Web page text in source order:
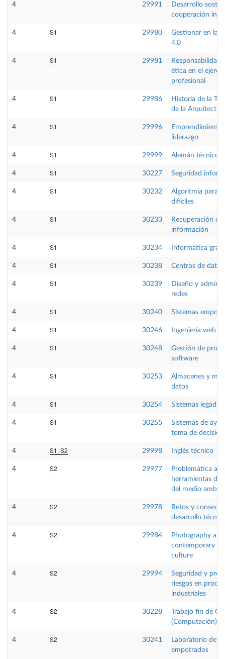
4 29991
Desarrollo
cooperación
4 S1 29980
Gestionar en la
4.0
4 S1 29981
Responsabilidad
ética en el
profesional
4 S1 29986
Historia de la
de la
4 S1 29996
Emprendimiento
liderazgo
4 S1 29999 Alemán técnico
4 S1 30227 Seguridad
4 S1 30232
Algoritmia para
difíciles
4 S1 30233
Recuperación de
información
4 S1 30234 Informática
4 S1 30238 Centros de datos
4 S1 30239
Diseño y
redes
4 S1 30240 Sistemas
4 S1 30246 Ingeniería web
4 S1 30248
Gestión de
software
4 S1 30253
Almacenes y
datos
4 S1 30254 Sistemas legados
4 S1 30255
Sistemas de
toma de
4 S1, S2 29998 Inglés técnico
4 S2 29977
Problemática
herramientas de
del medio
4 S2 29978
Retos y
desarrollo
4 S2 29984
Photography and
contemporary
culture
4 S2 29994
Seguridad y
riesgos en
industriales
4 S2 30228
Trabajo fin de
(Computación)
4 S2 30241
Laboratorio de
empotrados